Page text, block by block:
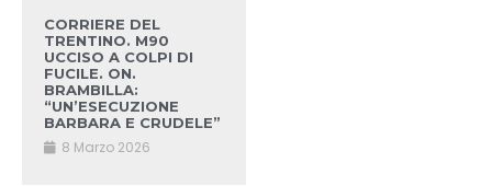
CORRIERE DEL
TRENTINO. M90
UCCISO A COLPI DI
FUCILE. ON.
BRAMBILLA:
“UN’ESECUZIONE
BARBARA E CRUDELE”
8 Marzo 2026